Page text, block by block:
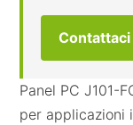
Panel PC J101-
per applicazioni